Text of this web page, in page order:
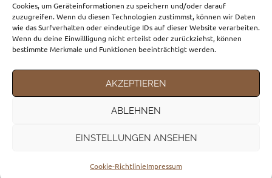
Cookies, um Geräteinformationen zu speichern und/oder darauf
zuzugreifen. Wenn du diesen Technologien zustimmst, können wir Daten
wie das Surfverhalten oder eindeutige IDs auf dieser Website verarbeiten.
Wenn du deine Einwillligung nicht erteilst oder zurückziehst, können
bestimmte Merkmale und Funktionen beeinträchtigt werden.
AKZEPTIEREN
ABLEHNEN
EINSTELLUNGEN ANSEHEN
Cookie-RichtlinieImpressum
KATEGORIEN
Fortbewegungsmittel
Reiseziele